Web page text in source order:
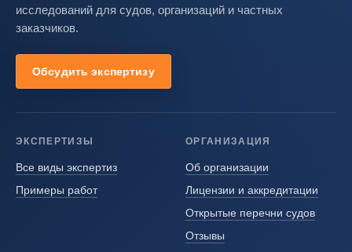
исследований для судов, организаций и частных
заказчиков.
Обсудить экспертизу
ЭКСПЕРТИЗЫ
Все виды экспертиз
Примеры работ
ОРГАНИЗАЦИЯ
Об организации
Лицензии и аккредитации
Открытые перечни судов
Отзывы